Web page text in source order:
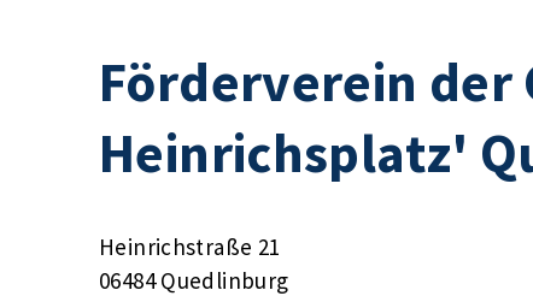
Förderverein der
Heinrichsplatz'
Heinrichstraße 21
06484 Quedlinburg